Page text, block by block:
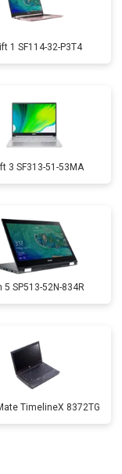
1 SF114-32-P3T4
3 SF313-51-53MA
5 SP513-52N-834R
TimelineX 8372TG